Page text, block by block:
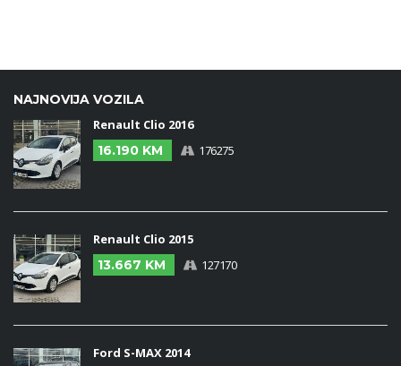
NAJNOVIJA VOZILA
Renault Clio 2016
16.190 KM
176275
Renault Clio 2015
13.667 KM
127170
Ford S-MAX 2014